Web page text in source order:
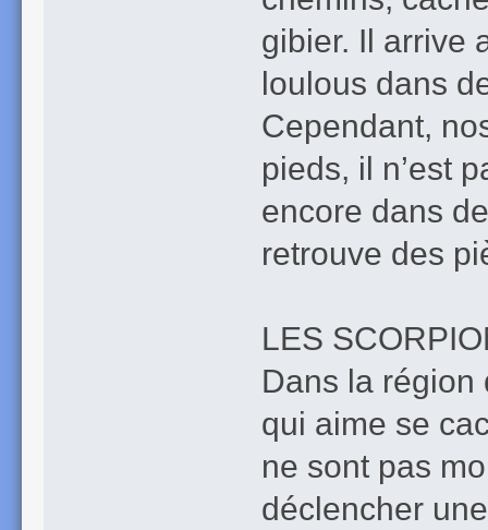
gibier. Il arrive
loulous dans
Cependant,
pieds, il n’est
encore dans
retrouve des
LES
Dans la région
qui aime se
ne sont pas
déclencher